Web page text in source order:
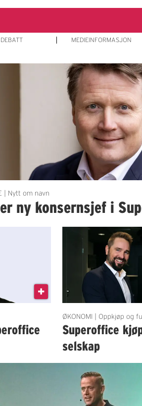
DEBATT MEDIEINFORMASJON
| Nytt om navn
ny konsernsjef i
ØKONOMI | Oppkjøp og
Superoffice
selskap